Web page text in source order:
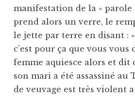
manifestation de la « parole
prend alors un verre, le
le jette par terre en disant :
c’est pour ça que vous vous
femme aquiesce alors et dit
son mari a été assassiné au
de veuvage est très violent